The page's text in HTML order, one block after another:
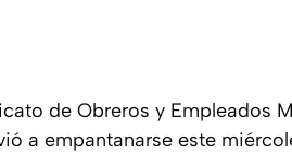
de Obreros y Empleados
a empantanarse este